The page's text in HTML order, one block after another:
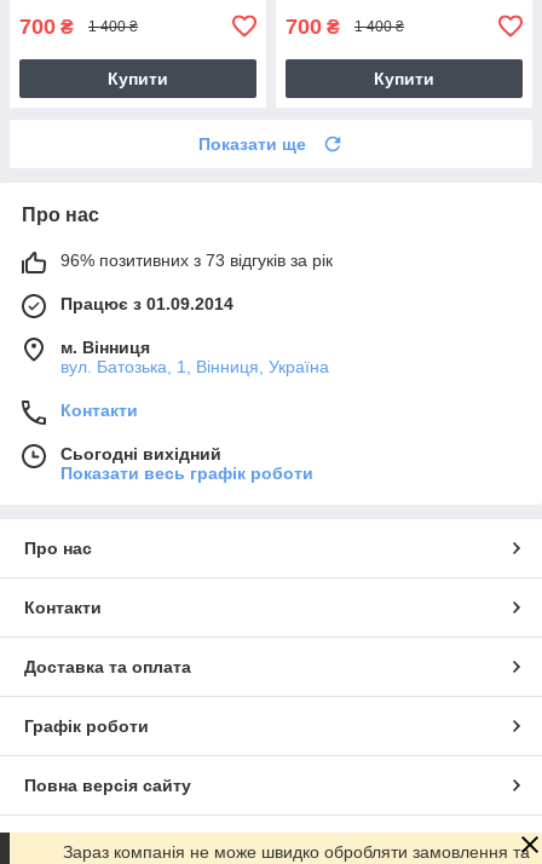
700 ₴ 1 400 ₴
Купити
700 ₴ 1 400 ₴
Купити
Показати ще
Про нас
96% позитивних з 73 відгуків за рік
Працює з 01.09.2014
м. Вінниця
вул. Батозька, 1, Вінниця, Україна
Контакти
Сьогодні вихідний
Показати весь графік роботи
Про нас
Контакти
Доставка та оплата
Графік роботи
Повна версія сайту
Сайт створено на маркетплейсі Prom.ua
Зараз компанія не може швидко обробляти замовлення та